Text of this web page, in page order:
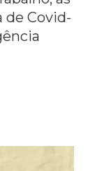
de Covid-